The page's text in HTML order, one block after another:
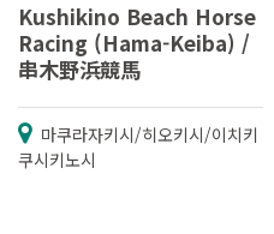
Kushikino Beach Horse
Racing (Hama-Keiba) /
串木野浜競馬
마쿠라자키시/히오키시/이치키
쿠시키노시